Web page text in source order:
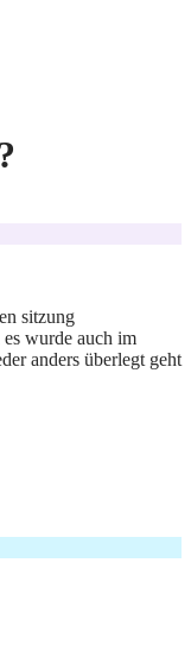
sitzung
es wurde auch im
anders überlegt geht